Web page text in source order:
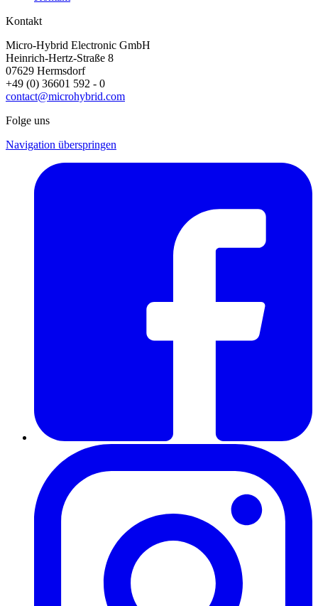
Kontakt
Micro-Hybrid Electronic GmbH
Heinrich-Hertz-Straße 8
07629 Hermsdorf
+49 (0) 36601 592 - 0
contact@microhybrid.com
Folge uns
Navigation überspringen